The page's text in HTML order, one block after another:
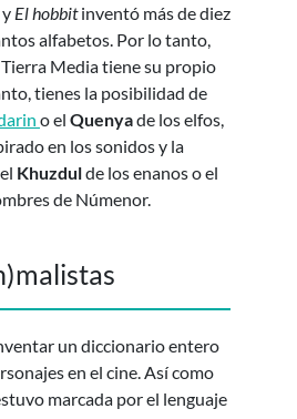
y El hobbitinventó más de diez
alfabetos. Por lo tanto,
Media tiene su propio
tienes la posibilidad de
o el Quenyade los elfos,
en los sonidos y la
Khuzdulde los enanos o el
de Númenor.
un diccionario entero
en el cine. Así como
marcada por el lenguaje